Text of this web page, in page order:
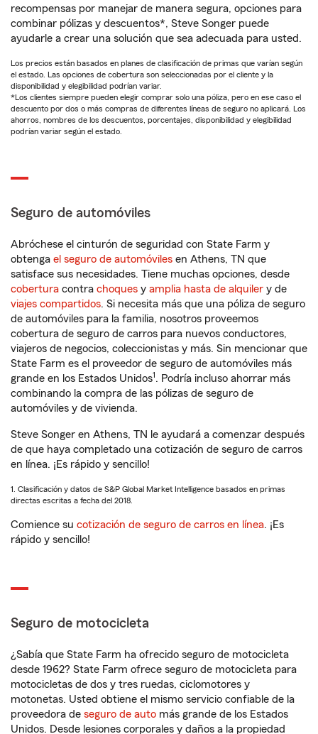
recompensas por manejar de manera segura, opciones para
combinar pólizas y descuentos*, Steve Songer puede
ayudarle a crear una solución que sea adecuada para usted.
Los precios están basados en planes de clasificación de primas que varían según
el estado. Las opciones de cobertura son seleccionadas por el cliente y la
disponibilidad y elegibilidad podrían variar.
*Los clientes siempre pueden elegir comprar solo una póliza, pero en ese caso el
descuento por dos o más compras de diferentes líneas de seguro no aplicará. Los
ahorros, nombres de los descuentos, porcentajes, disponibilidad y elegibilidad
podrían variar según el estado.
Seguro de automóviles
Abróchese el cinturón de seguridad con State Farm y
obtenga el seguro de automóviles en Athens, TN que
satisface sus necesidades. Tiene muchas opciones, desde
cobertura contra choques y amplia hasta de alquiler y de
viajes compartidos. Si necesita más que una póliza de seguro
de automóviles para la familia, nosotros proveemos
cobertura de seguro de carros para nuevos conductores,
viajeros de negocios, coleccionistas y más. Sin mencionar que
State Farm es el proveedor de seguro de automóviles más
grande en los Estados Unidos1. Podría incluso ahorrar más
combinando la compra de las pólizas de seguro de
automóviles y de vivienda.
Steve Songer en Athens, TN le ayudará a comenzar después
de que haya completado una cotización de seguro de carros
en línea. ¡Es rápido y sencillo!
1. Clasificación y datos de S&P Global Market Intelligence basados en primas
directas escritas a fecha del 2018.
Comience su cotización de seguro de carros en línea. ¡Es
rápido y sencillo!
Seguro de motocicleta
¿Sabía que State Farm ha ofrecido seguro de motocicleta
desde 1962? State Farm ofrece seguro de motocicleta para
motocicletas de dos y tres ruedas, ciclomotores y
motonetas. Usted obtiene el mismo servicio confiable de la
proveedora de seguro de auto más grande de los Estados
Unidos. Desde lesiones corporales y daños a la propiedad